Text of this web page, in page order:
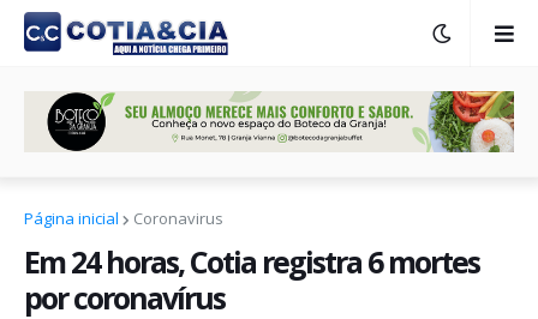
Página inicial Coronavirus
Em 24 horas, Cotia registra 6 mortes
por coronavírus